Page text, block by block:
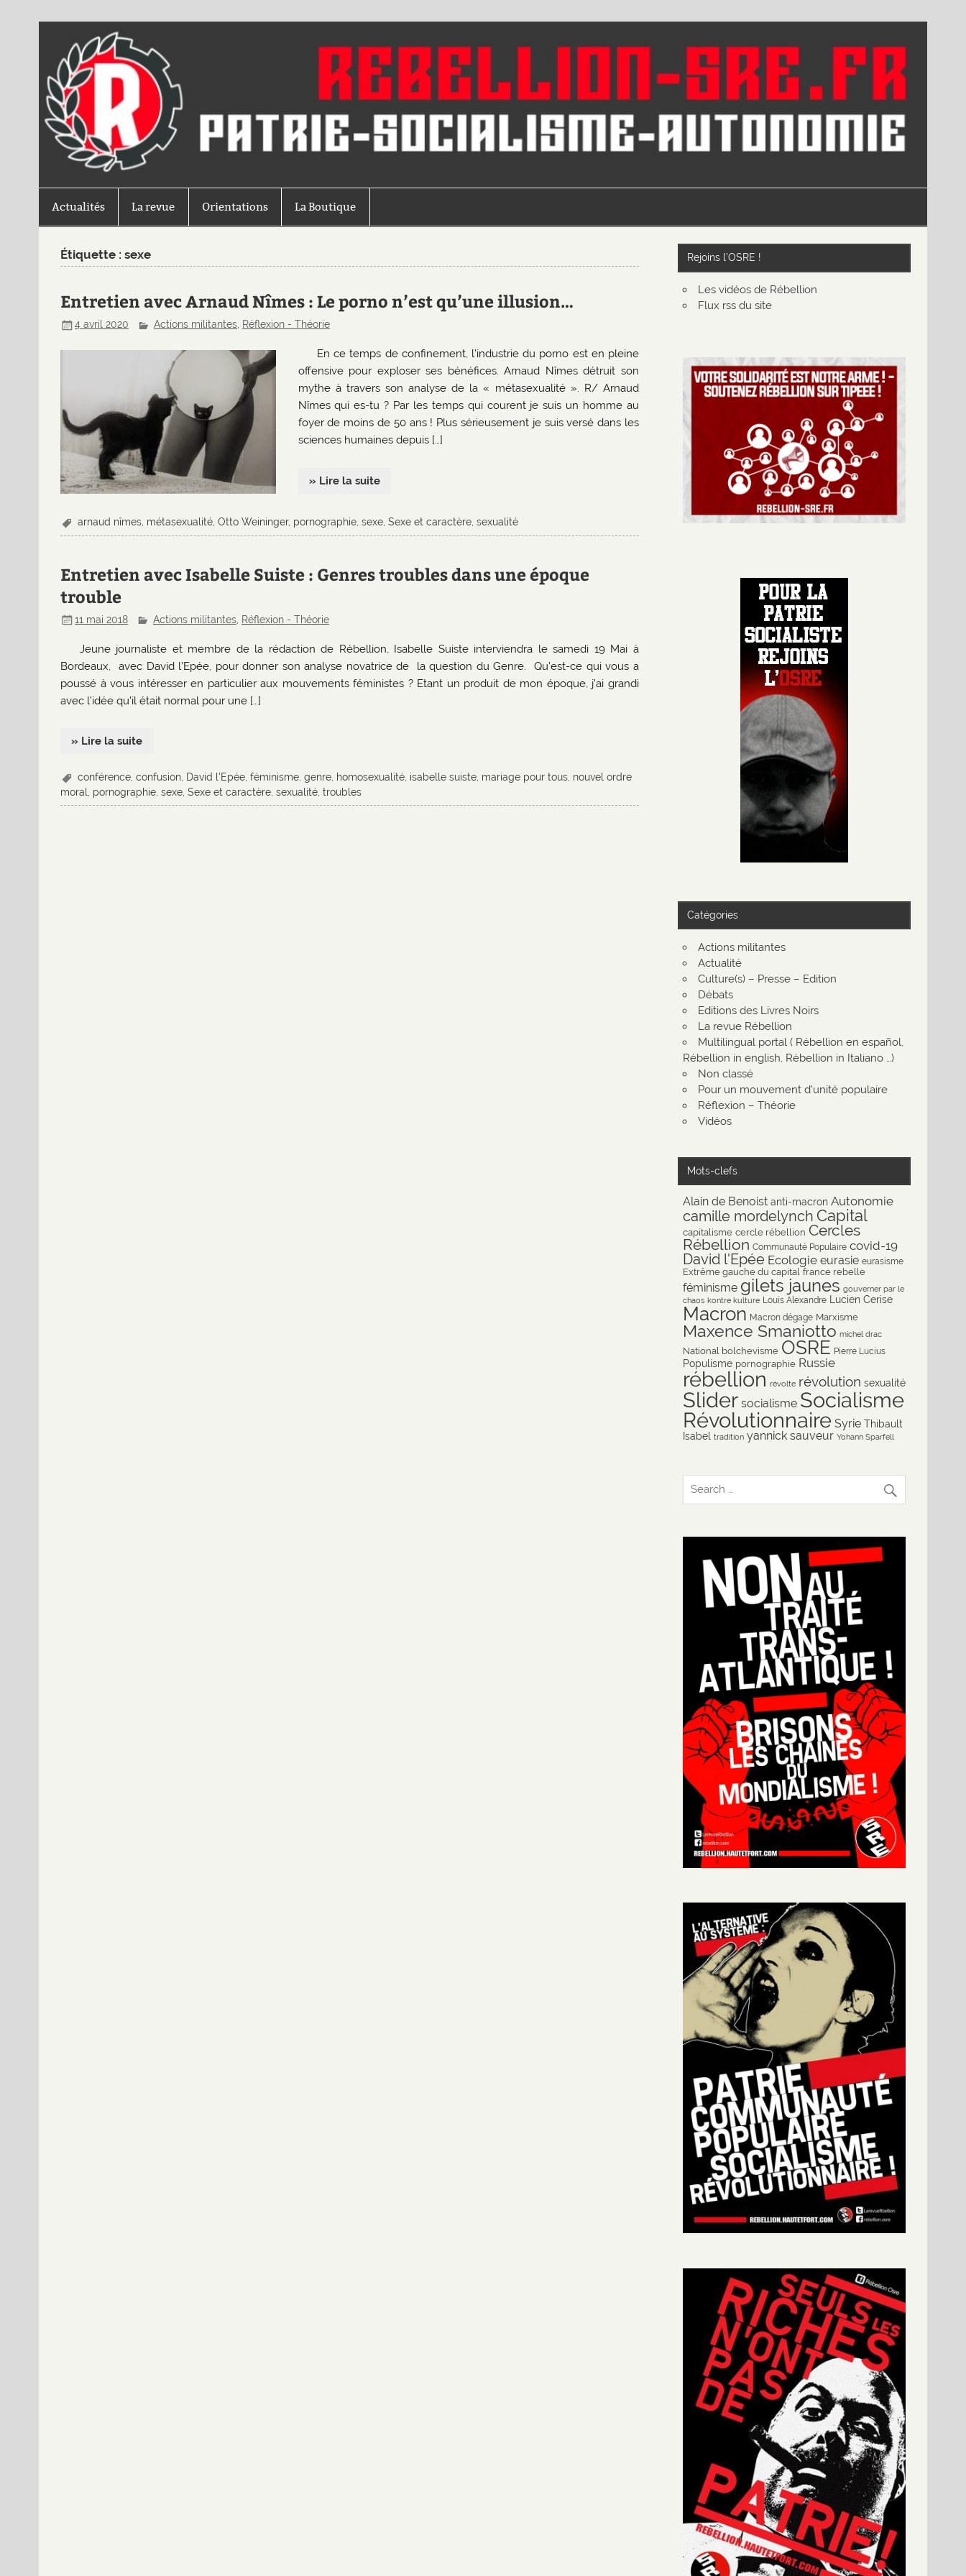
Actualités La revue Orientations La Boutique
Étiquette :sexe
Entretien avec Arnaud Nîmes : Le porno n’est qu’une illusion…
4 avril 2020 Actions militantes, Réflexion - Théorie
En ce temps de confinement, l’industrie du porno est en pleine
offensive pour exploser ses bénéfices. Arnaud Nîmes détruit son
mythe à travers son analyse de la « métasexualité ». R/ Arnaud
Nîmes qui es-tu ? Par les temps qui courent je suis un homme au
foyer de moins de 50 ans ! Plus sérieusement je suis versé dans les
sciences humaines depuis […]
» Lire la suite
arnaud nîmes métasexualité ,Otto Weininger, pornographie ,sexe ,Sexe et caractère ,sexualité
Entretien avec Isabelle Suiste : Genres troubles dans une époque
trouble
11 mai 2018 Actions militantes, Réflexion - Théorie
Jeune journaliste et membre de la rédaction de Rébellion, Isabelle Suiste interviendra le samedi 19 Mai à
Bordeaux, avec David l’Epée, pour donner son analyse novatrice de la question du Genre. Qu’est-ce qui vous a
poussé à vous intéresser en particulier aux mouvements féministes ? Etant un produit de mon époque, j’ai grandi
avec l’idée qu’il était normal pour une […]
» Lire la suite
conférence ,confusion David l'Epée ,féminisme ,genre homosexualité isabelle suiste mariage pour tous nouvel ordre
moral pornographie ,sexe ,Sexe et caractère ,sexualité ,troubles
Rejoins l’OSRE !
Les vidéos de Rébellion
Flux rss du site
Catégories
Actions militantes
Actualité
Culture(s) – Presse – Edition
Débats
Editions des Livres Noirs
La revue Rébellion
Multilingual portal ( Rébellion en español,
Rébellion in english, Rébellion in Italiano …)
Non classé
Pour un mouvement d'unité populaire
Réflexion – Théorie
Vidéos
Mots-clefs
Alain de Benoist anti-macron Autonomie
camille mordelynch Capital
capitalisme cercle rébellion Cercles
Rébellion Communauté Populaire covid-19
David l'Epée Ecologie eurasie eurasisme
Extrême gauche du capital france rebelle
féminisme gilets jaunes gouverner par le
chaos kontre kulture Louis Alexandre Lucien Cerise
Macron Macron dégage Marxisme
Maxence Smaniotto michel drac
National bolchevisme OSRE Pierre Lucius
Populisme pornographie Russie
rébellion révolte révolution sexualité
Slider socialisme Socialisme
Révolutionnaire Syrie Thibault
Isabel tradition yannick sauveur Yohann Sparfell